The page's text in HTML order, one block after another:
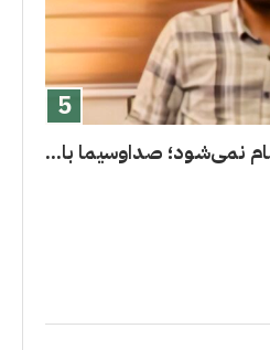
نمی‌شود؛ صداوسیما با...